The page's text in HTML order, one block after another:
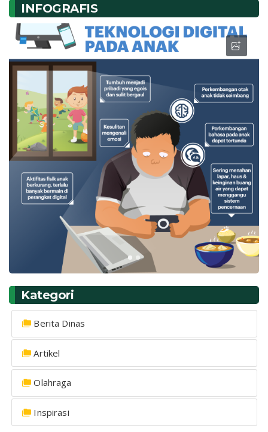
INFOGRAFIS
Kategori
Berita Dinas
Artikel
Olahraga
Inspirasi